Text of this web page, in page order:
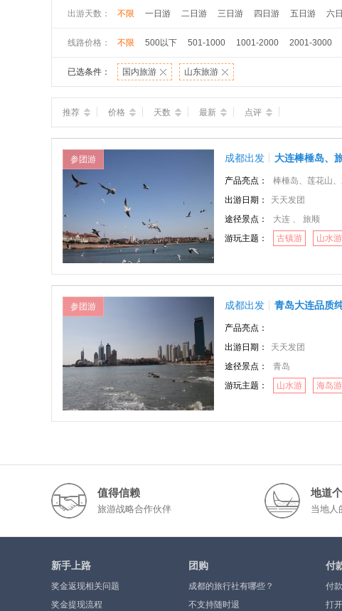
威海
日照 莱芜 临沂 德州 聊城 滨州 菏泽
出游天数： 不限 一日游 二日游 三日游 四日游 五日游 六
线路价格： 不限 500以下 501-1000 1001-2000 2001-3000
已选条件： 国内旅游 山东旅游
推荐 价格 天数 最新 点评
参团游 成都出发 大连棒棰岛、
产品亮点：
棒棰岛、莲花山、东鸡冠山、
出游日期：
天天发团
途径景点：
大连 、 旅顺
游玩主题：
古镇游 山水游
参团游 成都出发 青岛大连品质
产品亮点：
出游日期：
天天发团
途径景点：
青岛
游玩主题：
山水游 海岛游
值得信赖
旅游战略合作伙伴
地道
当地人
新手上路
奖金返现相关问题
奖金提现流程
团购
成都的旅行社有哪些？
不支持随时退
付
付
打